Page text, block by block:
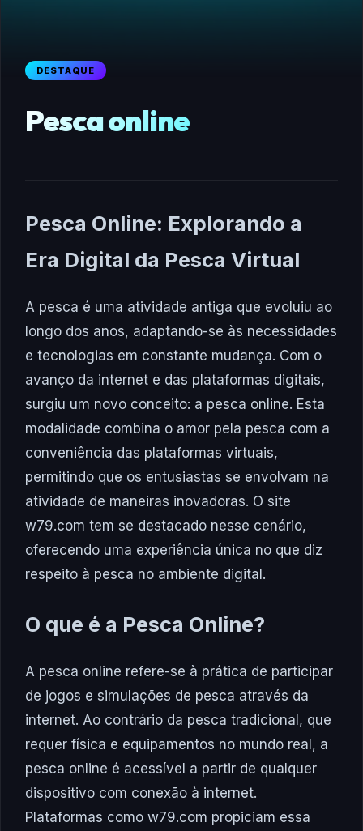
DESTAQUE
Pesca online
Pesca Online: Explorando a
Era Digital da Pesca Virtual
A pesca é uma atividade antiga que evoluiu ao
longo dos anos, adaptando-se às necessidades
e tecnologias em constante mudança. Com o
avanço da internet e das plataformas digitais,
surgiu um novo conceito: a pesca online. Esta
modalidade combina o amor pela pesca com a
conveniência das plataformas virtuais,
permitindo que os entusiastas se envolvam na
atividade de maneiras inovadoras. O site
w79.com tem se destacado nesse cenário,
oferecendo uma experiência única no que diz
respeito à pesca no ambiente digital.
O que é a Pesca Online?
A pesca online refere-se à prática de participar
de jogos e simulações de pesca através da
internet. Ao contrário da pesca tradicional, que
requer física e equipamentos no mundo real, a
pesca online é acessível a partir de qualquer
dispositivo com conexão à internet.
Plataformas como w79.com propiciam essa